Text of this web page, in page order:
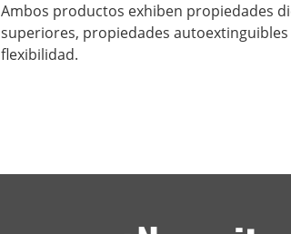
Ambos productos exhiben propiedades
superiores, propiedades autoextinguibles
flexibilidad.